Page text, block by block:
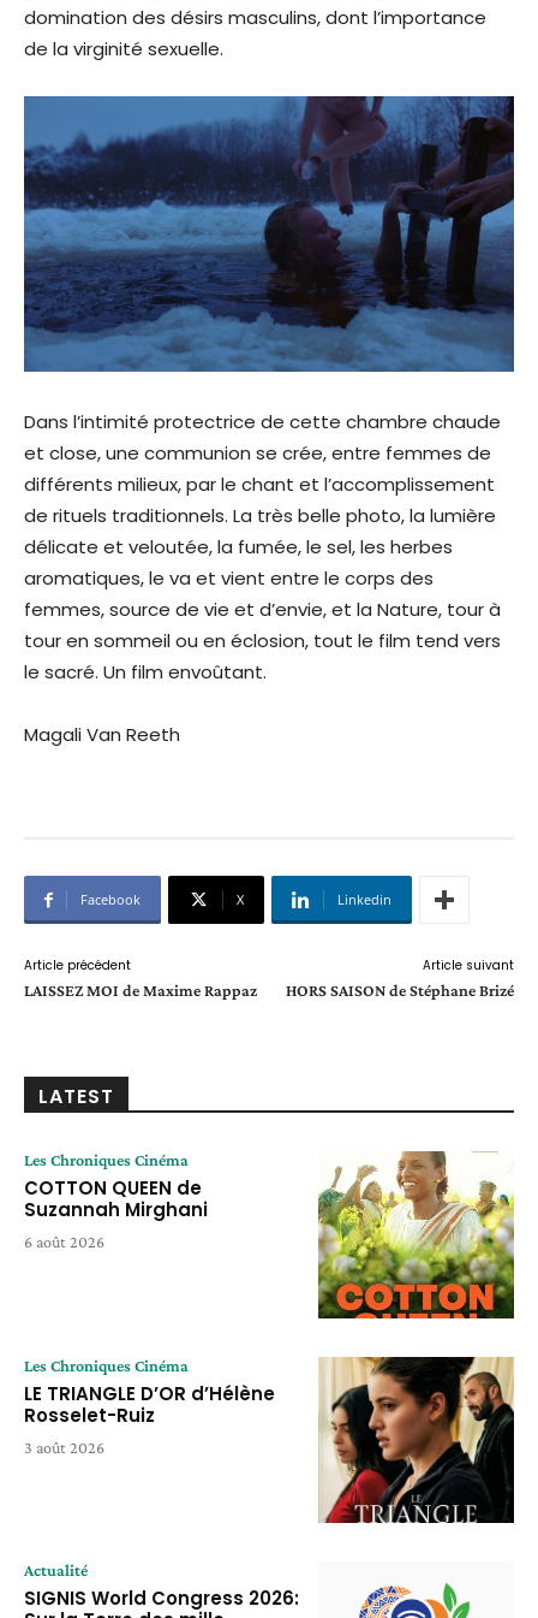
domination des désirs masculins, dont l’importance
de la virginité sexuelle.
Dans l’intimité protectrice de cette chambre chaude
et close, une communion se crée, entre femmes de
différents milieux, par le chant et l’accomplissement
de rituels traditionnels. La très belle photo, la lumière
délicate et veloutée, la fumée, le sel, les herbes
aromatiques, le va et vient entre le corps des
femmes, source de vie et d’envie, et la Nature, tour à
tour en sommeil ou en éclosion, tout le film tend vers
le sacré. Un film envoûtant.
Magali Van Reeth
Facebook X Linkedin
Article précédent
LAISSEZ MOI de Maxime Rappaz
Article suivant
HORS SAISON de Stéphane Brizé
LATEST
Les Chroniques Cinéma
COTTON QUEEN de
Suzannah Mirghani
6 août 2026
Les Chroniques Cinéma
LE TRIANGLE D’OR d’Hélène
Rosselet-Ruiz
3 août 2026
Actualité
SIGNIS World Congress 2026: